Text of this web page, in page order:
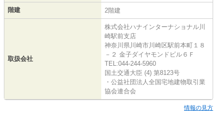
階建 2階建
取扱会社
株式会社ハナインターナショナル川
崎駅前支店
神奈川県川崎市川崎区駅前本町１８
－２ 金子ダイヤモンドビル６Ｆ
TEL:044-244-5960
国土交通大臣 (4) 第8123号
・公益社団法人全国宅地建物取引業
協会連合会
情報の見方